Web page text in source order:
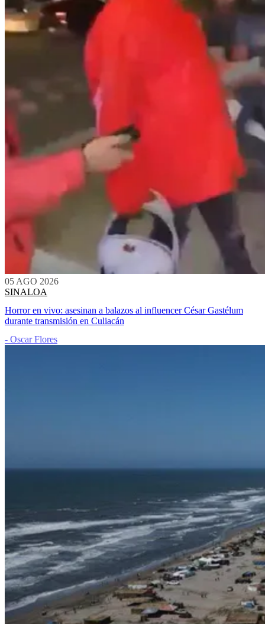
05 AGO 2026
SINALOA
Horror en vivo: asesinan a balazos al influencer César Gastélum
durante transmisión en Culiacán
- Oscar Flores